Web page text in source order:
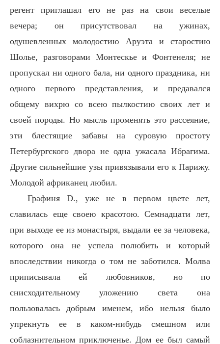
регент приглашал его не раз на свои веселые
вечера; он присутствовал на ужинах,
одушевленных молодостию Аруэта и старостию
Шолье, разговорами Монтескье и Фонтенеля; не
пропускал ни одного бала, ни одного праздника, ни
одного первого представления, и предавался
общему вихрю со всею пылкостию своих лет и
своей породы. Но мысль променять это рассеяние,
эти блестящие забавы на суровую простоту
Петербургского двора не одна ужасала Ибрагима.
Другие сильнейшие узы привязывали его к Парижу.
Молодой африканец любил.
Графиня D., уже не в первом цвете лет,
славилась еще своею красотою. Семнадцати лет,
при выходе ее из монастыря, выдали ее за человека,
которого она не успела полюбить и который
впоследствии никогда о том не заботился. Молва
приписывала ей любовников, но по
снисходительному уложению света она
пользовалась добрым именем, ибо нельзя было
упрекнуть ее в каком-нибудь смешном или
соблазнительном приключенье. Дом ее был самый